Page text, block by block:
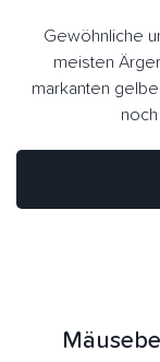
Gewöhnliche
meisten
markanten